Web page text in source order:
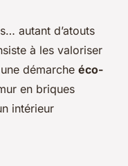
autant d’atouts
à les valoriser
démarche éco-
en briques
intérieur